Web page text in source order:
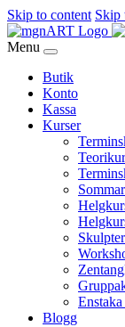
Skip to content Skip
Menu
Butik
Konto
Kassa
Kurser
Blogg